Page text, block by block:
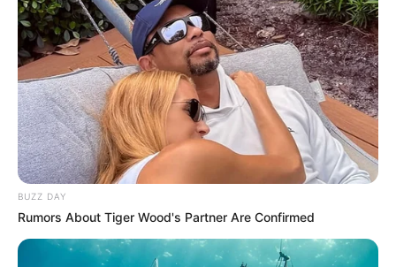
BUZZ DAY
Rumors About Tiger Wood's Partner Are Confirmed